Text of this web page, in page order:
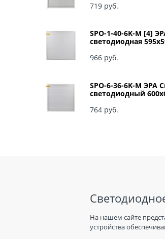
Призма Б0039057
719 руб.
SPO-1-40-6K-M [4]
светодиодная
966 руб.
SPO-6-36-6K-M ЭРА
светодиодный
Матовый Б0039318
764 руб.
На нашем сайте
устройства